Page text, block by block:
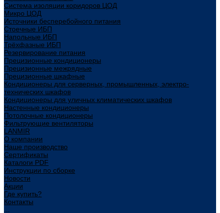
Система изоляции коридоров ЦОД
Микро ЦОД
Источники бесперебойного питания
Стоечные ИБП
Напольные ИБП
Трёхфазные ИБП
Резервирование питания
Прецизионные кондиционеры
Прецизионные межрядные
Прецизионные шкафные
Кондиционеры для серверных, промышленных, электро-
технических шкафов
Кондиционеры для уличных климатических шкафов
Настенные кондиционеры
Потолочные кондиционеры
Фильтрующие вентиляторы
LANMIR
О компании
Наше производство
Сертификаты
Каталоги PDF
Инструкции по сборке
Новости
Акции
Где купить?
Контакты